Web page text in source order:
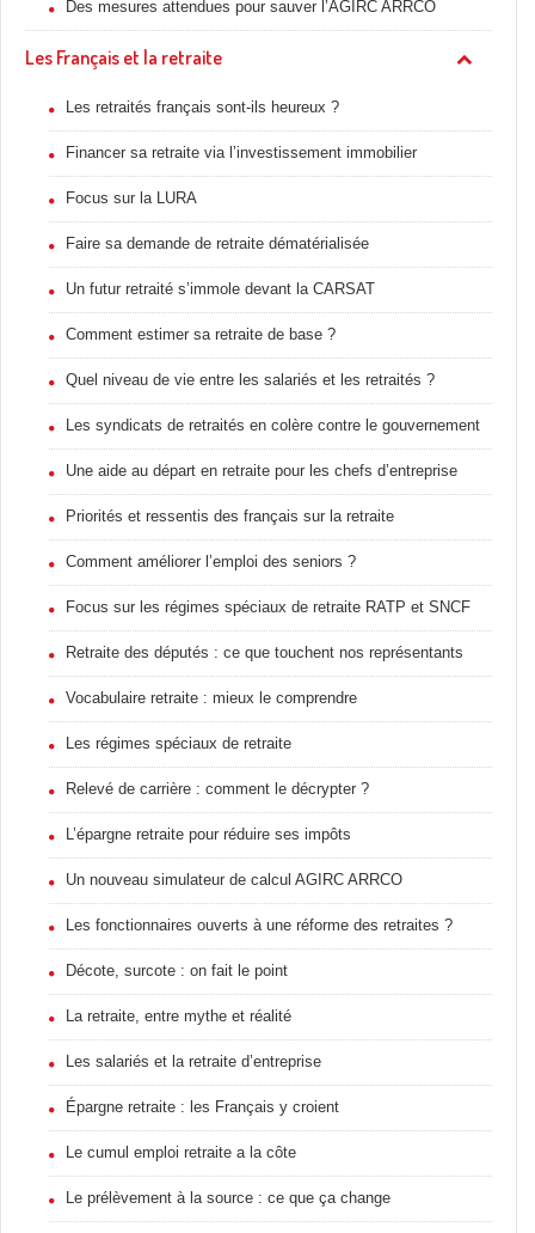
Des mesures attendues pour sauver l’AGIRC ARRCO
Les Français et la retraite
Les retraités français sont-ils heureux ?
Financer sa retraite via l’investissement immobilier
Focus sur la LURA
Faire sa demande de retraite dématérialisée
Un futur retraité s’immole devant la CARSAT
Comment estimer sa retraite de base ?
Quel niveau de vie entre les salariés et les retraités ?
Les syndicats de retraités en colère contre le gouvernement
Une aide au départ en retraite pour les chefs d’entreprise
Priorités et ressentis des français sur la retraite
Comment améliorer l’emploi des seniors ?
Focus sur les régimes spéciaux de retraite RATP et SNCF
Retraite des députés : ce que touchent nos représentants
Vocabulaire retraite : mieux le comprendre
Les régimes spéciaux de retraite
Relevé de carrière : comment le décrypter ?
L’épargne retraite pour réduire ses impôts
Un nouveau simulateur de calcul AGIRC ARRCO
Les fonctionnaires ouverts à une réforme des retraites ?
Décote, surcote : on fait le point
La retraite, entre mythe et réalité
Les salariés et la retraite d’entreprise
Épargne retraite : les Français y croient
Le cumul emploi retraite a la côte
Le prélèvement à la source : ce que ça change